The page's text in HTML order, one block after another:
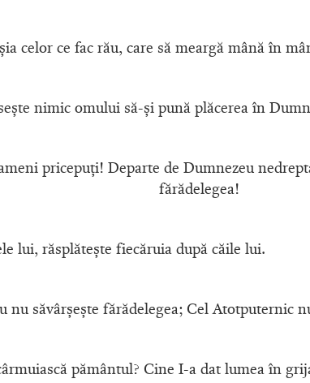
celor ce fac rău, care să meargă mână în
nimic omului să-şi pună plăcerea în
pricepuţi! Departe de Dumnezeu
fărădelegea!
lui, răsplăteşte fiecăruia după căile lui.
nu săvârşeşte fărădelegea; Cel Atotputernic
pământul? Cine I-a dat lumea în